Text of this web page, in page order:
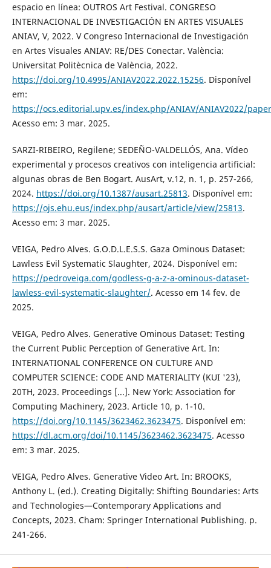
espacio en línea: OUTROS Art Festival. CONGRESO
INTERNACIONAL DE INVESTIGACIÓN EN ARTES VISUALES
ANIAV, V, 2022. V Congreso Internacional de Investigación
en Artes Visuales ANIAV: RE/DES Conectar. València:
Universitat Politècnica de València, 2022.
https://doi.org/10.4995/ANIAV2022.2022.15256. Disponível
em:
https://ocs.editorial.upv.es/index.php/ANIAV/ANIAV2022/
Acesso em: 3 mar. 2025.
SARZI-RIBEIRO, Regilene; SEDEÑO-VALDELLÓS, Ana. Vídeo
experimental y procesos creativos con inteligencia artificial:
algunas obras de Ben Bogart. AusArt, v.12, n. 1, p. 257-266,
2024. https://doi.org/10.1387/ausart.25813. Disponível em:
https://ojs.ehu.eus/index.php/ausart/article/view/25813.
Acesso em: 3 mar. 2025.
VEIGA, Pedro Alves. G.O.D.L.E.S.S. Gaza Ominous Dataset:
Lawless Evil Systematic Slaughter, 2024. Disponível em:
https://pedroveiga.com/godless-g-a-z-a-ominous-dataset-
lawless-evil-systematic-slaughter/. Acesso em 14 fev. de
2025.
VEIGA, Pedro Alves. Generative Ominous Dataset: Testing
the Current Public Perception of Generative Art. In:
INTERNATIONAL CONFERENCE ON CULTURE AND
COMPUTER SCIENCE: CODE AND MATERIALITY (KUI '23),
20TH, 2023. Proceedings [...]. New York: Association for
Computing Machinery, 2023. Article 10, p. 1-10.
https://doi.org/10.1145/3623462.3623475. Disponível em:
https://dl.acm.org/doi/10.1145/3623462.3623475. Acesso
em: 3 mar. 2025.
VEIGA, Pedro Alves. Generative Video Art. In: BROOKS,
Anthony L. (ed.). Creating Digitally: Shifting Boundaries: Arts
and Technologies—Contemporary Applications and
Concepts, 2023. Cham: Springer International Publishing. p.
241-266.